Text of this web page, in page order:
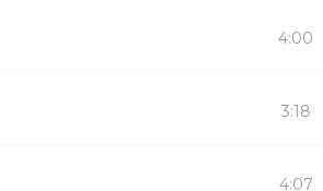
4:00
3:18
4:07